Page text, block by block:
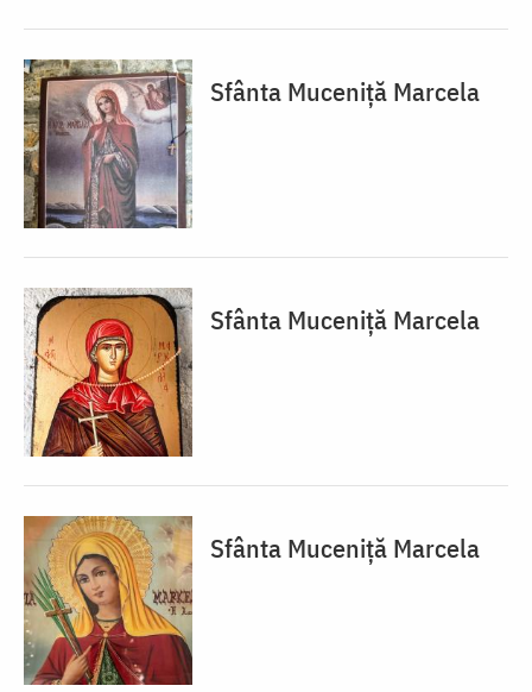
Sfânta Muceniță Marcela
Sfânta Muceniță Marcela
Sfânta Muceniță Marcela